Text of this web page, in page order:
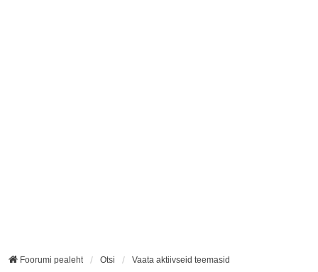
Foorumi pealeht Otsi Vaata aktiivseid teemasid